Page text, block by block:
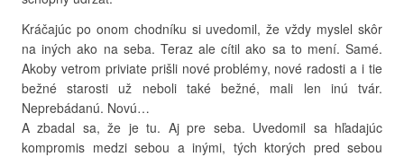
Kráčajúc po onom chodníku si uvedomil, že vždy myslel skôr
na iných ako na seba. Teraz ale cítil ako sa to mení. Samé.
Akoby vetrom priviate prišli nové problémy, nové radosti a i tie
bežné starosti už neboli také bežné, mali len inú tvár.
Neprebádanú. Novú…
A zbadal sa, že je tu. Aj pre seba. Uvedomil sa hľadajúc
kompromis medzi sebou a inými, tých ktorých pred sebou